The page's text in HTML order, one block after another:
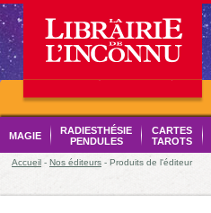
MAGIE
RADIESTHÉSIE
PENDULES
CARTES
TAROTS
Accueil - Nos éditeurs - Produits de l'éditeur